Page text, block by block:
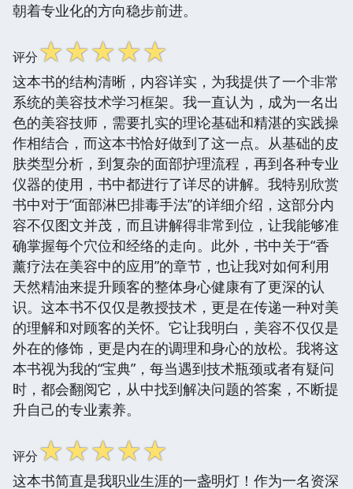
朝着专业化的方向稳步前进。
评分☆☆☆☆☆
这本书的结构清晰，内容详实，为我提供了一个非常
系统的美容技术学习框架。我一直认为，成为一名出
色的美容技师，需要扎实的理论基础和精湛的实践操
作相结合，而这本书恰好做到了这一点。从基础的皮
肤类型分析，到复杂的面部护理流程，再到各种专业
仪器的使用，书中都进行了详尽的讲解。我特别欣赏
书中对于“面部淋巴排毒手法”的详细介绍，这部分内
容不仅图文并茂，而且讲解得非常到位，让我能够准
确掌握每个穴位和经络的走向。此外，书中关于“香
薰疗法在美容中的应用”的章节，也让我对如何利用
天然精油来提升顾客的整体身心健康有了更深的认
识。这本书不仅仅是教授技术，更是在传递一种对美
的理解和对顾客的关怀。它让我明白，美容不仅仅是
外在的修饰，更是内在的调理和身心的放松。我将这
本书视为我的“宝典”，每当遇到技术瓶颈或者有疑问
时，都会翻阅它，从中找到解决问题的答案，不断提
升自己的专业素养。
评分☆☆☆☆☆
这本书简直是我职业生涯的一盏明灯！作为一名资深